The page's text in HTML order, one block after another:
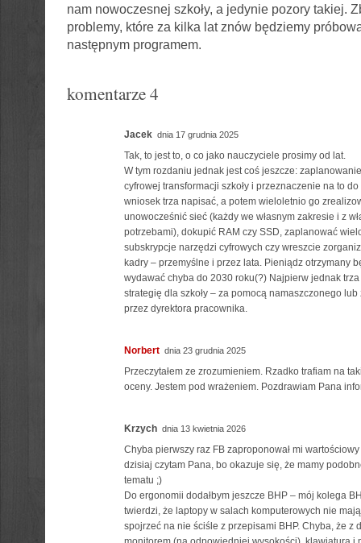
nam nowoczesnej szkoły, a jedynie pozory takiej.
problemy, które za kilka lat znów będziemy
następnym programem.
komentarze 4
Jacekdnia 17 grudnia 2025
Tak, to jest to, o co jako nauczyciele prosimy od lat.
W tym rozdaniu jednak jest coś jeszcze:
cyfrowej transformacji szkoły i przeznaczenie na to do
wniosek trza napisać, a potem wieloletnio go
unowocześnić sieć (każdy we własnym zakresie i z
potrzebami), dokupić RAM czy SSD, zaplanować
subskrypcje narzędzi cyfrowych czy wreszcie
kadry – przemyślne i przez lata. Pieniądz otrzymany
wydawać chyba do 2030 roku(?) Najpierw jednak
strategię dla szkoły – za pomocą namaszczonego
przez dyrektora pracownika.
Norbertdnia 23 grudnia 2025
Przeczytałem ze zrozumieniem. Rzadko trafiam na
oceny. Jestem pod wrażeniem. Pozdrawiam Pana
Krzychdnia 13 kwietnia 2026
Chyba pierwszy raz FB zaproponował mi
dzisiaj czytam Pana, bo okazuje się, że mamy
tematu ;)
Do ergonomii dodałbym jeszcze BHP – mój kolega
twierdzi, że laptopy w salach komputerowych nie
spojrzeć na nie ściśle z przepisami BHP. Chyba, że z